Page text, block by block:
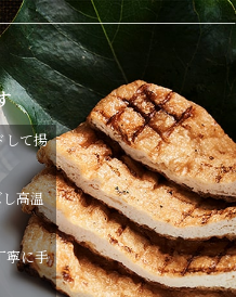
して揚
高温
寧に手